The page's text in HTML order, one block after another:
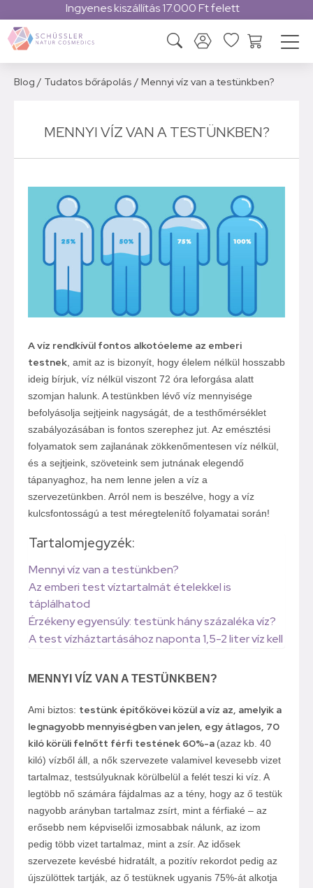
Magyar márka
Blog / Tudatos bőrápolás / Mennyi víz van a testünkben?
MENNYI VÍZ VAN A TESTÜNKBEN?
A víz rendkívül fontos alkotóeleme az emberi
testnek , amit az is bizonyít, hogy élelem nélkül hosszabb
ideig bírjuk, víz nélkül viszont 72 óra leforgása alatt
szomjan halunk. A testünkben lévő víz mennyisége
befolyásolja sejtjeink nagyságát, de a testhőmérséklet
szabályozásában is fontos szerephez jut. Az emésztési
folyamatok sem zajlanának zökkenőmentesen víz nélkül,
és a sejtjeink, szöveteink sem jutnának elegendő
tápanyaghoz, ha nem lenne jelen a víz a
szervezetünkben. Arról nem is beszélve, hogy a víz
kulcsfontosságú a test méregtelenítő folyamatai során!
Tartalomjegyzék:
Mennyi víz van a testünkben?
Az emberi test víztartalmát ételekkel is
táplálhatod
Érzékeny egyensúly: testünk hány százaléka víz?
A test vízháztartásához naponta 1,5-2 liter víz kell
MENNYI VÍZ VAN A TESTÜNKBEN?
Ami biztos: testünk építőkövei közül a víz az, amelyik a
legnagyobb mennyiségben van jelen, egy átlagos, 70
kiló körüli felnőtt férfi testének 60%-a (azaz kb. 40
kiló) vízből áll, a nők szervezete valamivel kevesebb vizet
tartalmaz, testsúlyuknak körülbelül a felét teszi ki víz. A
legtöbb nő számára fájdalmas az a tény, hogy az ő testük
nagyobb arányban tartalmaz zsírt, mint a férfiaké – az
erősebb nem képviselői izmosabbak nálunk, az izom
pedig több vizet tartalmaz, mint a zsír. Az idősek
szervezete kevésbé hidratált, a pozitív rekordot pedig az
újszülöttek tartják, az ő testüknek ugyanis 75%-át alkotja